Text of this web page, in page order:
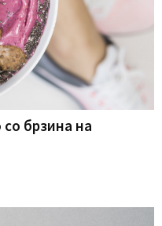
брзина на